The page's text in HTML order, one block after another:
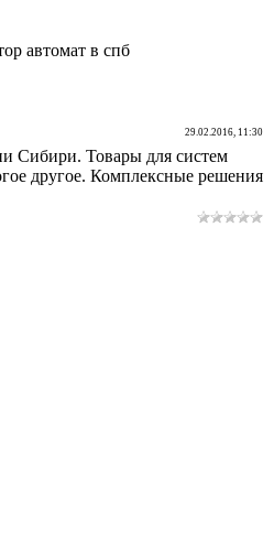
автомат в спб
29.02.2016, 11:30
Сибири. Товары для систем
другое. Комплексные решения